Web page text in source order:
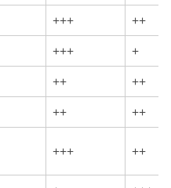
+++
++
+++
+
++
++
++
++
+++ ++